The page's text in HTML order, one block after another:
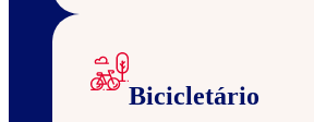
Bicicletário